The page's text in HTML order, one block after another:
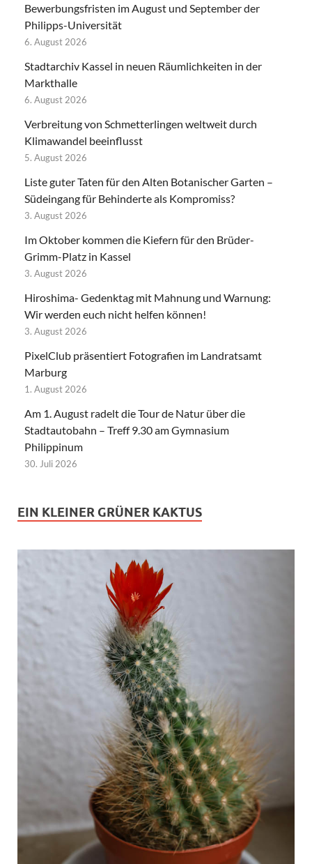
Bewerbungsfristen im August und September der
Philipps-Universität
6. August 2026
Stadtarchiv Kassel in neuen Räumlichkeiten in der
Markthalle
6. August 2026
Verbreitung von Schmetterlingen weltweit durch
Klimawandel beeinflusst
5. August 2026
Liste guter Taten für den Alten Botanischer Garten –
Südeingang für Behinderte als Kompromiss?
3. August 2026
Im Oktober kommen die Kiefern für den Brüder-
Grimm-Platz in Kassel
3. August 2026
Hiroshima- Gedenktag mit Mahnung und Warnung:
Wir werden euch nicht helfen können!
3. August 2026
PixelClub präsentiert Fotografien im Landratsamt
Marburg
1. August 2026
Am 1. August radelt die Tour de Natur über die
Stadtautobahn – Treff 9.30 am Gymnasium
Philippinum
30. Juli 2026
EIN KLEINER GRÜNER KAKTUS